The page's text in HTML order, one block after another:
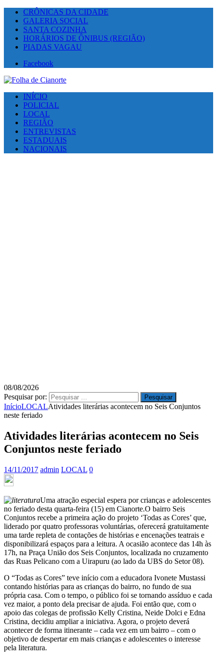
CRÔNICAS DA CIDADE
GALERIA SOCIAL
SANTA COZINHA
HORÁRIOS DE ÔNIBUS (REGIÃO)
PIADAS VAGAU
Facebook
INÍCIO
POLICIAL
LOCAL
REGIÃO
ENTREVISTAS
ESTADUAIS
NACIONAIS
08/08/2026
Pesquisar por:
InícioLOCALAtividades literárias acontecem no Seis Conjuntos
neste feriado
Atividades literárias acontecem no Seis
Conjuntos neste feriado
14/11/2017 admin LOCAL 0
Uma atração especial espera por crianças e adolescentes
no feriado desta quarta-feira (15) em Cianorte.O bairro Seis
Conjuntos recebe a primeira ação do projeto ‘Todas as Cores’ que,
liderado por quatro professoras voluntárias, oferecerá gratuitamente
uma tarde repleta de contações de histórias e encenações teatrais e
disponibilizará espaços para a leitura. A ocasião acontece das 14h às
17h, na Praça União dos Seis Conjuntos, localizada no cruzamento
das Ruas Pelicano com a Uirapuru (ao lado da UBS do Setor 08).
O “Todas as Cores” teve início com a educadora Ivonete Mustassi
contando histórias para as crianças do bairro, no fundo de sua
própria casa. Com o tempo, o público foi se tornando assíduo e cada
vez maior, a ponto dela precisar de ajuda. Foi então que, com o
apoio das colegas de profissão Kelly Cristina, Neide Dolci e Edna
Cristina, decidiu ampliar a iniciativa. Agora, o projeto deverá
acontecer de forma itinerante – cada vez em um bairro – com o
objetivo de despertar em mais crianças e adolescentes o interesse
pela literatura.